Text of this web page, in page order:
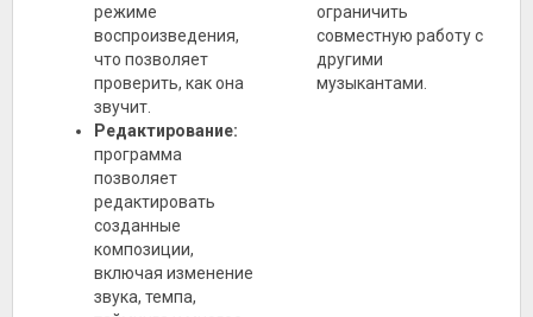
режиме
воспроизведения,
что позволяет
проверить, как она
звучит.
Редактирование:
программа
позволяет
редактировать
созданные
композиции,
включая изменение
звука, темпа,
ограничить
совместную работу с
другими
музыкантами.